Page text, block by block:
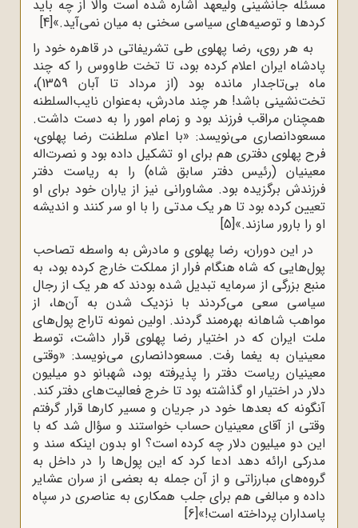
مسئله جانشینی ولیعهد اشاره شده است والّا از چه باید
کردها و توصیه‌های سیاسی سخنی به میان نمی‌آید.»[4]
به هر روی، رضا پهلوی طی تشریفاتی در قاهره خود را
پادشاه ایران اعلام کرده بود، تا تخت طاووس را که چند
ماه بی‌تاجدار مانده بود (از مرداد تا آبان 1359)،
تخت‌نشینی باشد! هر چند مادرش، به‌عنوان نایب‌السلطنه
همچنان مراقب فرزند بود و زمام امور را به دست داشت.
مسعودانصاری می‌نویسد: «با اعلام سلطنت رضا پهلوی،
فرح پهلوی دفتری هم برای او تشکیل داده بود و نصرت‌اله
معینیان (رئیس دفتر سابق شاه) را به ریاست دفتر
فرزندش برگزیده بود. مشاورانی نیز از یاران خود برای او
تعیین کرده بود تا هر یک مدتی را با او سر کنند و اندیشه
او را بارور سازند.»[5]
در این دوران، رضا پهلوی و مادرش به واسطه تصاحب
پول‌هایی که شاه هنگام فرار از مملکت خارج کرده بود، به
منبع بزرگی از سرمایه تبدیل شده بودند که هر یک از رجال
سیاسی سعی می‌کردند با نزدیک شدن به آن‌ها، از
مواهب شاهانه بهره‌مند گردند. اولین نمونه تاراج پول‌های
ملت ایران که در اختیار رضا پهلوی قرار داشت، توسط
معینیان به یغما رفت. مسعودانصاری می‌نویسد: «وقتی
معینیان ریاست دفتر را پذیرفته بود، شهبانو دو میلیون
دلار در اختیار او گذاشته بود تا خرج فعالیت‌های دفتر کند.
آنگونه که بعدها خود در جریان و مسیر کارها قرار گرفتم
وقتی از آقای معینیان حساب خواستند و سؤال شد که با
این دو میلیون دلار چه کرده است؟ او بدون اینکه سند و
مدرکی ارائه دهد ادعا کرد که این پول‌ها را در داخل به
گروه‌های مبارزاتی و از آن جمله به بعضی از سران عشایر
داده و مبالغی هم برای جلب همکاری به عناصری در سپاه
پاسداران پرداخته است!»[6]